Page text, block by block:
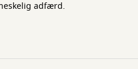
adfærd.